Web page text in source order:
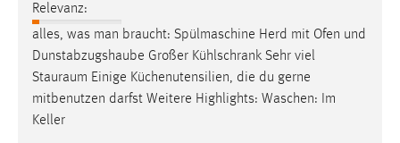
Relevanz:
alles, was man braucht: Spülmaschine Herd mit Ofen und
Dunstabzugshaube Großer Kühlschrank Sehr viel
Stauraum Einige Küchenutensilien, die du gerne
mitbenutzen darfst Weitere Highlights: Waschen: Im
Keller
Für performante Seitenauslieferung wird in diesem Cookie
gespeichert, ob man eingeloggt ist.
Sprachpräferenz